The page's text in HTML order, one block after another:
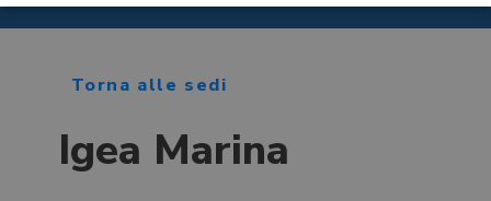
Torna alle sedi
Igea Marina